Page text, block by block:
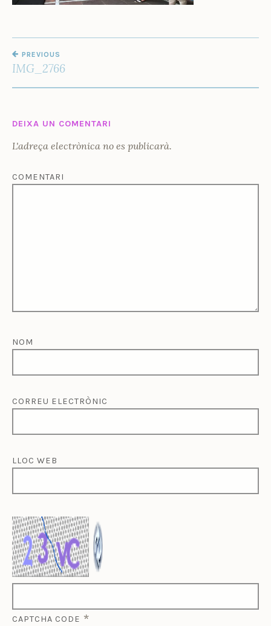
NAVEGACIÓ
D'ENTRADES
PREVIOUS
IMG_2766
DEIXA UN COMENTARI
L'adreça electrònica no es publicarà.
COMENTARI
NOM
CORREU ELECTRÒNIC
LLOC WEB
CAPTCHA CODE *